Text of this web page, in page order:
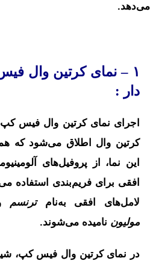
می‌دهد.
۱ – نمای کرتین وال
دار :
اجرای نمای کرتین وال فیس
کرتین وال اطلاق می‌شود که
این نما، از پروفیل‌های
افقی برای فریم‌بندی استفاده
لامل‌های افقی به‌نامترنسم
مولیون نامیده می‌شوند.
در نمای کرتین وال فیس کپ،